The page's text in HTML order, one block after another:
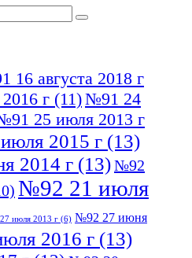
16 августа 2018 г
г (11)№91 24
25 июля 2013 г
2015 г (13)
2014 г (13)№92
№92 21 июля
июля 2013 г (6) №92 27 июня
2016 г (13)